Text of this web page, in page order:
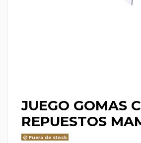
JUEGO GOMAS
REPUESTOS
Fuera de stock